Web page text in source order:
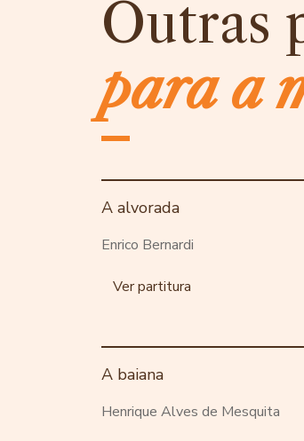
Outras
para a
A alvorada
Enrico Bernardi
Ver partitura
A baiana
Henrique Alves de Mesquita